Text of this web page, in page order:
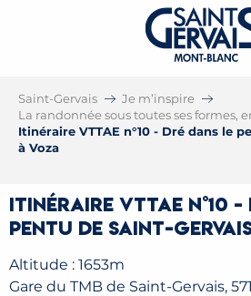
Saint-Gervais
Je m’inspire
La randonnée sous toutes ses formes,
Itinéraire VTTAE n°10 - Dré dans le
à Voza
Itinéraire VTTAE n°10
pentu de Saint-
Altitude : 1653m
Gare du TMB de Saint-Gervais,